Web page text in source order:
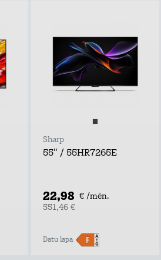
Sharp
55" / 55HR7265E
22,98 € /mēn.
551,46 €
Datu lapa